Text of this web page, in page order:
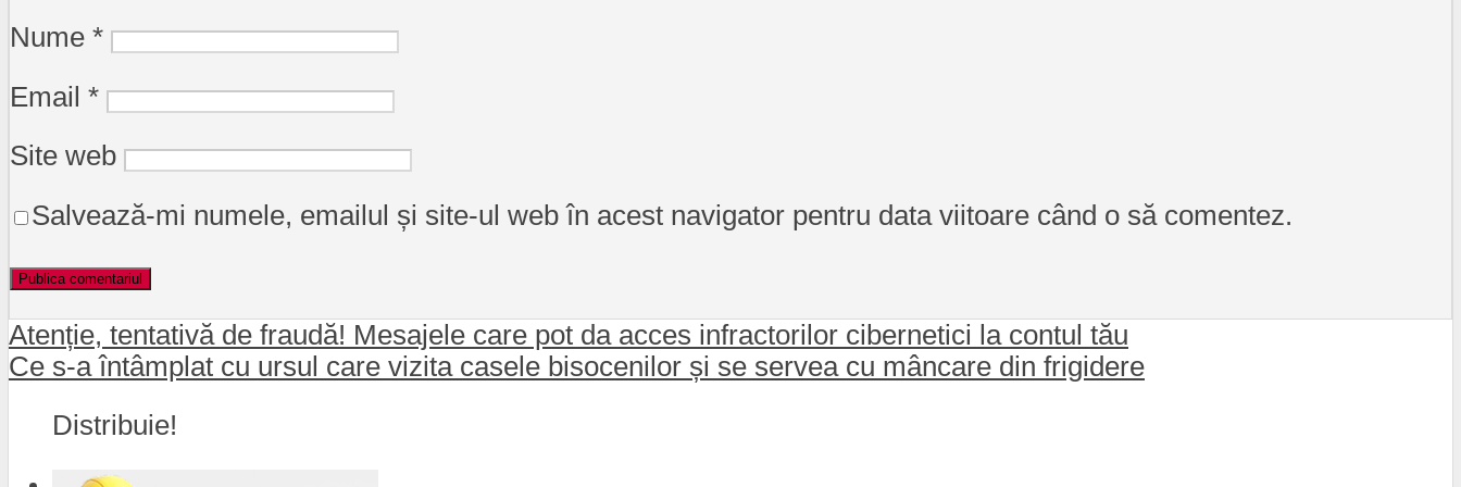
Nume *
Email *
Site web
Salvează-mi numele, emailul și site-ul web în acest navigator pentru data viitoare când o să comentez.
Atenție, tentativă de fraudă! Mesajele care pot da acces infractorilor cibernetici la contul tău
Ce s-a întâmplat cu ursul care vizita casele bisocenilor și se servea cu mâncare din frigidere
Distribuie!